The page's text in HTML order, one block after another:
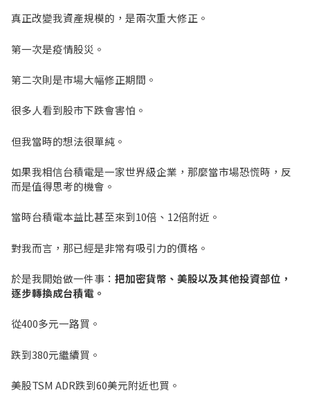
真正改變我資產規模的，是兩次重大修正。
第一次是疫情股災。
第二次則是市場大幅修正期間。
很多人看到股市下跌會害怕。
但我當時的想法很單純。
如果我相信台積電是一家世界級企業，那麼當市場恐慌時，反
而是值得思考的機會。
當時台積電本益比甚至來到10倍、12倍附近。
對我而言，那已經是非常有吸引力的價格。
於是我開始做一件事： 把加密貨幣、美股以及其他投資部位，
逐步轉換成台積電。
從400多元一路買。
跌到380元繼續買。
美股TSM ADR跌到60美元附近也買。